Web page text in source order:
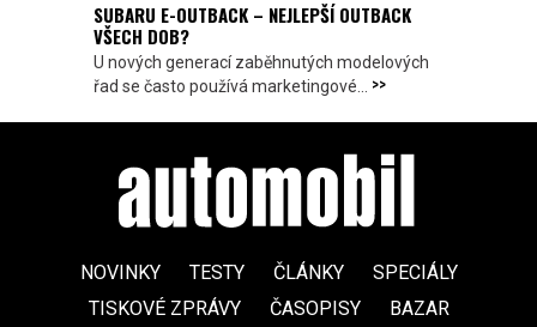
SUBARU E-OUTBACK – NEJLEPŠÍ OUTBACK
VŠECH DOB?
U nových generací zaběhnutých modelových
řad se často používá marketingové... >>
NOVINKY TESTY ČLÁNKY
SPECIÁLY
TISKOVÉ ZPRÁVY
ČASOPISY BAZAR